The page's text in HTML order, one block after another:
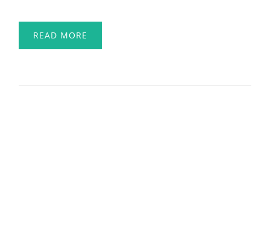
READ MORE